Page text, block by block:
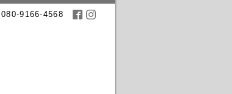
9166-4568